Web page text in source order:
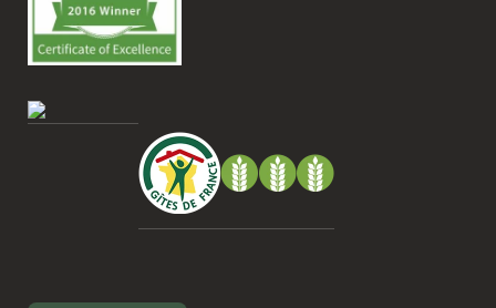
Antoine sans hésitation.**La seule petite
contrainte du week-end concerne la
gestion des déchets, puisqu’il n’y a pas
de tri directement sur le domaine et qu’il
faut se rendre au village. Cela ne nous a
pas posé de véritable problème, mais ce
serait un vrai plus à l’avenir.